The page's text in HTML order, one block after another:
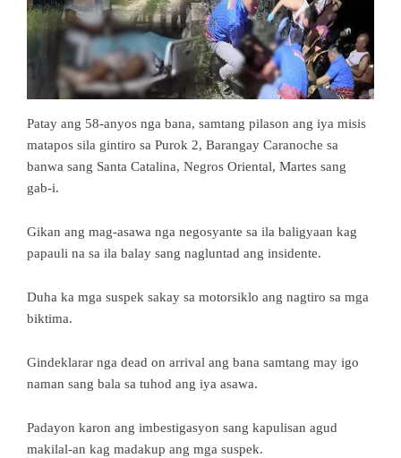
Patay ang 58-anyos nga bana, samtang pilason ang iya misis
matapos sila gintiro sa Purok 2, Barangay Caranoche sa
banwa sang Santa Catalina, Negros Oriental, Martes sang
gab-i.
Gikan ang mag-asawa nga negosyante sa ila baligyaan kag
papauli na sa ila balay sang nagluntad ang insidente.
Duha ka mga suspek sakay sa motorsiklo ang nagtiro sa mga
biktima.
Gindeklarar nga dead on arrival ang bana samtang may igo
naman sang bala sa tuhod ang iya asawa.
Padayon karon ang imbestigasyon sang kapulisan agud
makilal-an kag madakup ang mga suspek.